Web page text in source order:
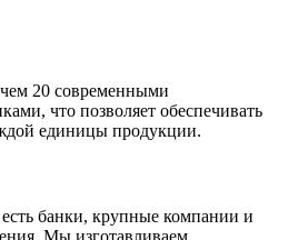
чем 20 современными
что позволяет обеспечивать
единицы продукции.
банки, крупные компании и